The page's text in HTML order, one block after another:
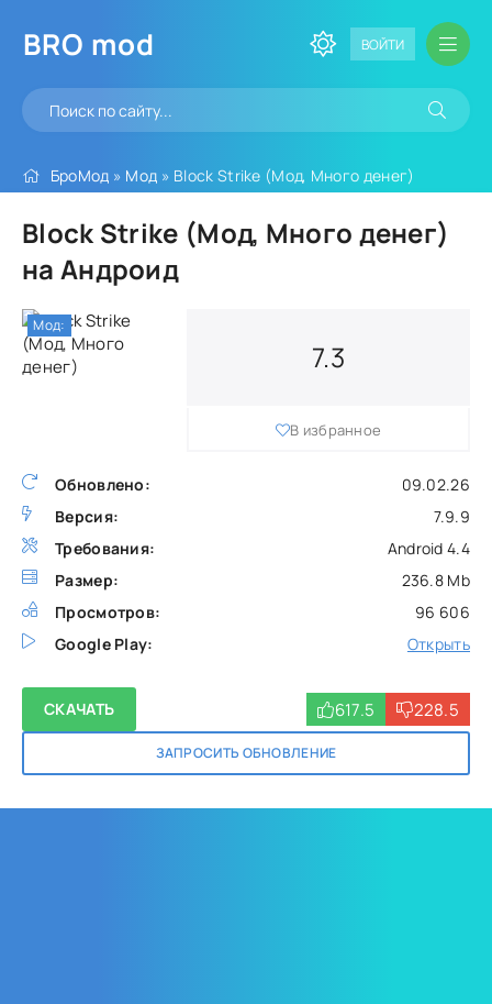
BRO mod ВОЙТИ
БроМод » Мод » Block Strike (Мод, Много денег)
Block Strike (Мод, Много денег)
на Андроид
Обновлено:
09.02.26
Версия:
7.9.9
Требования:
Android 4.4
Размер:
236.8 Mb
Просмотров:
96 606
Google Play:
Открыть
7.3
В избранное
СКАЧАТЬ
ЗАПРОСИТЬ ОБНОВЛЕНИЕ
617.5 228.5
Мод: